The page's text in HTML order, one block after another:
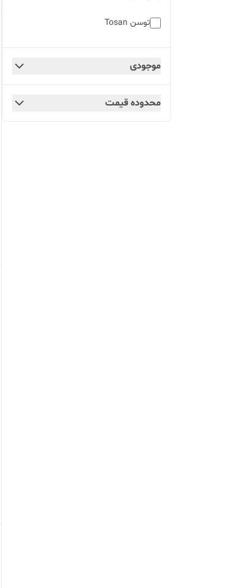
توسن Tosan
کرون Crown
موجودی
محدوده قیمت